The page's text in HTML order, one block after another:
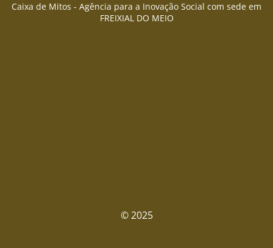
Caixa de Mitos - Agência para a Inovação Social com sede em
FREIXIAL DO MEIO
© 2025